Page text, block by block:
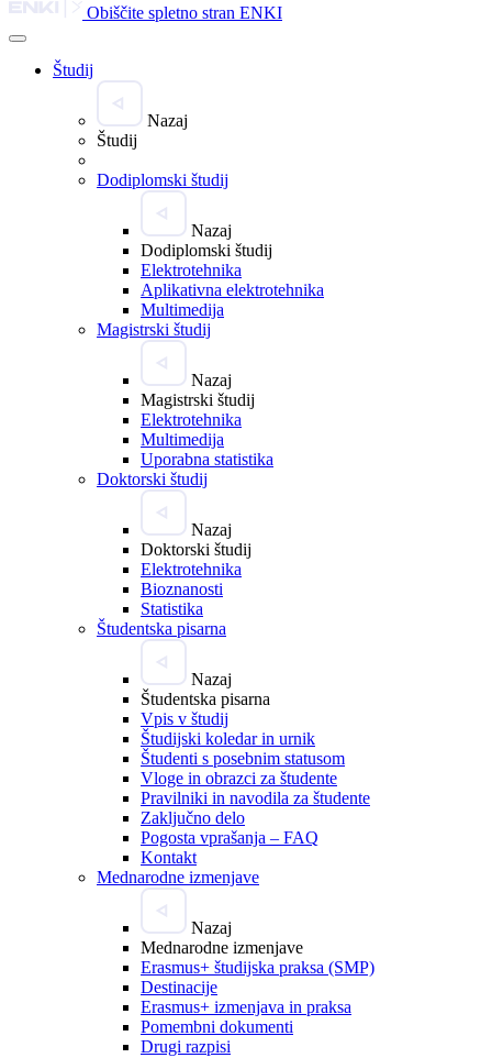
Obiščite spletno stran ENKI
Študij
Nazaj
Študij
Dodiplomski študij
Nazaj
Dodiplomski študij
Elektrotehnika
Aplikativna elektrotehnika
Multimedija
Magistrski študij
Nazaj
Magistrski študij
Elektrotehnika
Multimedija
Uporabna statistika
Doktorski študij
Nazaj
Doktorski študij
Elektrotehnika
Bioznanosti
Statistika
Študentska pisarna
Nazaj
Študentska pisarna
Vpis v študij
Študijski koledar in urnik
Študenti s posebnim statusom
Vloge in obrazci za študente
Pravilniki in navodila za študente
Zaključno delo
Pogosta vprašanja – FAQ
Kontakt
Mednarodne izmenjave
Nazaj
Mednarodne izmenjave
Erasmus+ študijska praksa (SMP)
Destinacije
Erasmus+ izmenjava in praksa
Pomembni dokumenti
Drugi razpisi